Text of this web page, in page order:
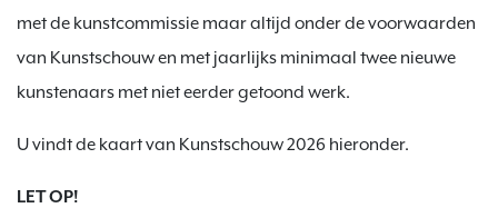
met de kunstcommissie maar altijd onder de voorwaarden
van Kunstschouw en met jaarlijks minimaal twee nieuwe
kunstenaars met niet eerder getoond werk.
U vindt de kaart van Kunstschouw 2026 hieronder.
LET OP!